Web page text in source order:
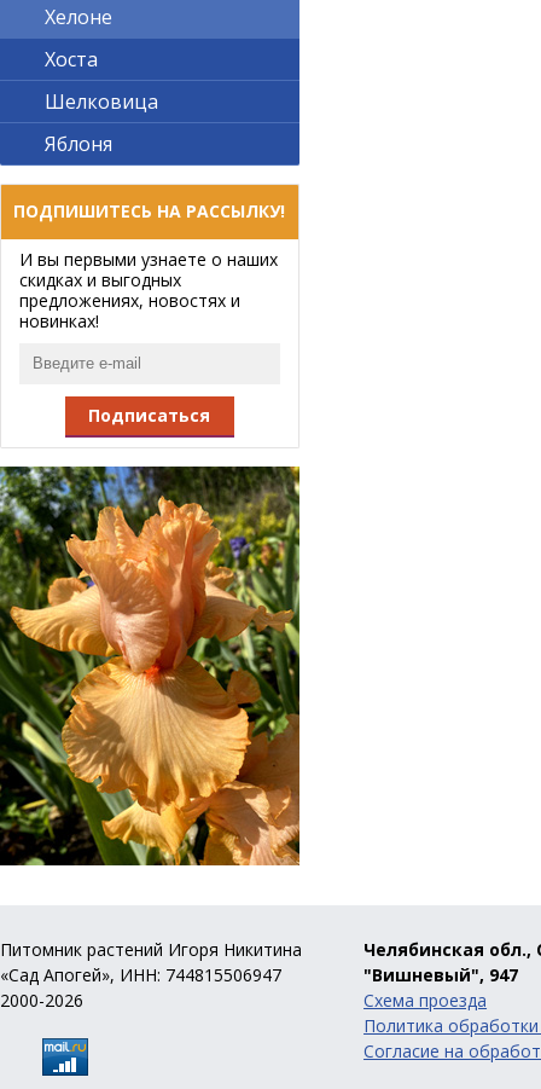
Хелоне
Хоста
Шелковица
Яблоня
ПОДПИШИТЕСЬ НА РАССЫЛКУ!
И вы первыми узнаете о наших
скидках и выгодных
предложениях, новостях и
новинках!
Подписаться
Питомник растений Игоря Никитина
«Сад Апогей», ИНН: 744815506947
2000-2026
Челябинская обл.,
"Вишневый", 947
Схема проезда
Политика
Согласие на